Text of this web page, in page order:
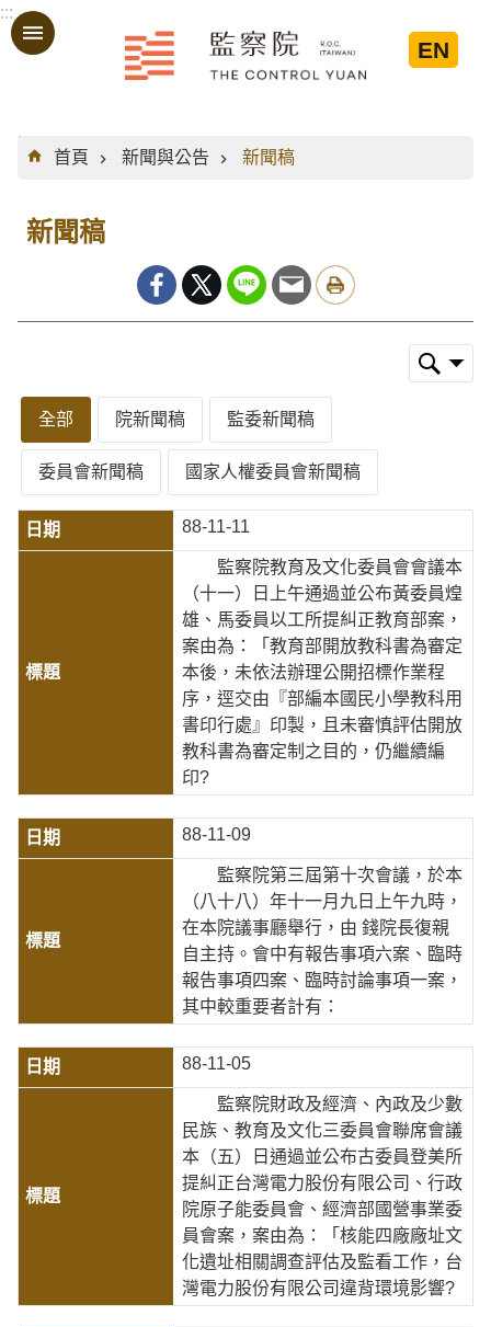
跳到主要內容區塊
:::
EN
:::
首頁
新聞與公告 新聞稿
新聞稿
全部 院新聞稿 監委新聞稿
委員會新聞稿 國家人權委員會新聞稿
88-11-11
監察院教育及文化委員會會議本
（十一）日上午通過並公布黃委員煌
雄、馬委員以工所提糾正教育部案，
案由為：「教育部開放教科書為審定
本後，未依法辦理公開招標作業程
序，逕交由『部編本國民小學教科用
書印行處』印製，且未審慎評估開放
教科書為審定制之目的，仍繼續編
印?
88-11-09
監察院第三屆第十次會議，於本
（八十八）年十一月九日上午九時，
在本院議事廳舉行，由 錢院長復親
自主持。會中有報告事項六案、臨時
報告事項四案、臨時討論事項一案，
其中較重要者計有：
88-11-05
監察院財政及經濟、內政及少數
民族、教育及文化三委員會聯席會議
本（五）日通過並公布古委員登美所
提糾正台灣電力股份有限公司、行政
院原子能委員會、經濟部國營事業委
員會案，案由為：「核能四廠廠址文
化遺址相關調查評估及監看工作，台
灣電力股份有限公司違背環境影響?